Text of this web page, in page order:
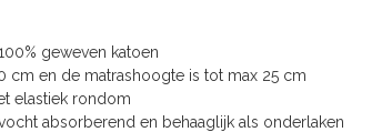
geweven katoen
cm en de matrashoogte is tot max 25 cm
elastiek rondom
absorberend en behaaglijk als onderlaken